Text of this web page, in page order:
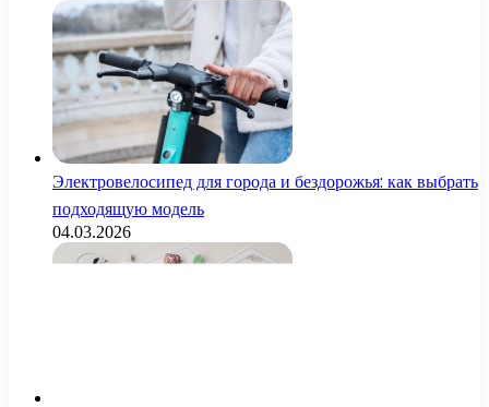
Электровелосипед для города и бездорожья: как выбрать
подходящую модель
04.03.2026